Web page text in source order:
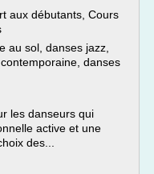
aux débutants, Cours
au sol, danses jazz,
danses
les danseurs qui
active et une
des...